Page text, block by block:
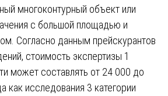
многоконтурный объект или
с большой площадью и
Согласно данным прейскурантов
стоимость экспертизы 1
может составлять от 24 000 до
как исследования 3 категории